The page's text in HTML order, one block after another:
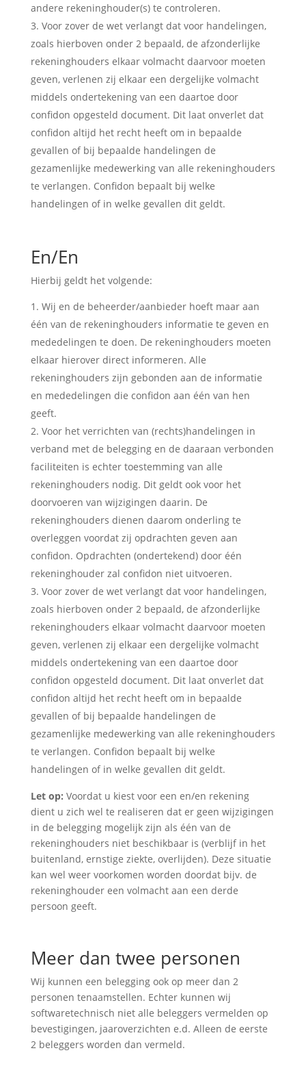
andere rekeninghouder(s) te controleren.
Voor zover de wet verlangt dat voor handelingen,
zoals hierboven onder 2 bepaald, de afzonderlijke
rekeninghouders elkaar volmacht daarvoor moeten
geven, verlenen zij elkaar een dergelijke volmacht
middels ondertekening van een daartoe door
confidon opgesteld document. Dit laat onverlet dat
confidon altijd het recht heeft om in bepaalde
gevallen of bij bepaalde handelingen de
gezamenlijke medewerking van alle rekeninghouders
te verlangen. Confidon bepaalt bij welke
handelingen of in welke gevallen dit geldt.
En/En
Hierbij geldt het volgende:
Wij en de beheerder/aanbieder hoeft maar aan
één van de rekeninghouders informatie te geven en
mededelingen te doen. De rekeninghouders moeten
elkaar hierover direct informeren. Alle
rekeninghouders zijn gebonden aan de informatie
en mededelingen die confidon aan één van hen
geeft.
Voor het verrichten van (rechts)handelingen in
verband met de belegging en de daaraan verbonden
faciliteiten is echter toestemming van alle
rekeninghouders nodig. Dit geldt ook voor het
doorvoeren van wijzigingen daarin. De
rekeninghouders dienen daarom onderling te
overleggen voordat zij opdrachten geven aan
confidon. Opdrachten (ondertekend) door één
rekeninghouder zal confidon niet uitvoeren.
Voor zover de wet verlangt dat voor handelingen,
zoals hierboven onder 2 bepaald, de afzonderlijke
rekeninghouders elkaar volmacht daarvoor moeten
geven, verlenen zij elkaar een dergelijke volmacht
middels ondertekening van een daartoe door
confidon opgesteld document. Dit laat onverlet dat
confidon altijd het recht heeft om in bepaalde
gevallen of bij bepaalde handelingen de
gezamenlijke medewerking van alle rekeninghouders
te verlangen. Confidon bepaalt bij welke
handelingen of in welke gevallen dit geldt.
Let op: Voordat u kiest voor een en/en rekening
dient u zich wel te realiseren dat er geen wijzigingen
in de belegging mogelijk zijn als één van de
rekeninghouders niet beschikbaar is (verblijf in het
buitenland, ernstige ziekte, overlijden). Deze situatie
kan wel weer voorkomen worden doordat bijv. de
rekeninghouder een volmacht aan een derde
persoon geeft.
Meer dan twee personen
Wij kunnen een belegging ook op meer dan 2
personen tenaamstellen. Echter kunnen wij
softwaretechnisch niet alle beleggers vermelden op
bevestigingen, jaaroverzichten e.d. Alleen de eerste
2 beleggers worden dan vermeld.